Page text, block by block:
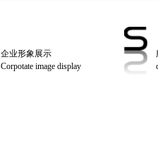
企业形象展示
Corpotate image display